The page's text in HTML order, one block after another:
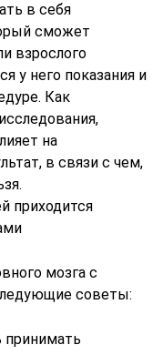
в себя
сможет
взрослого
у него показания и
Как
на
в связи с чем,
приходится
мозга с
советы:
принимать